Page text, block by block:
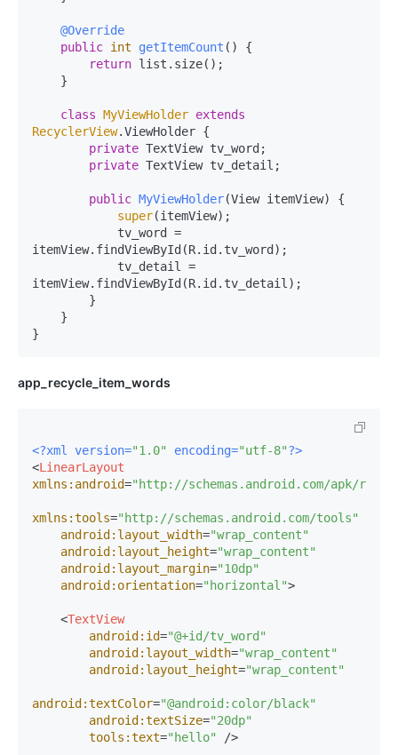
@Override
public int getItemCount ()
{
return list.size();
class MyViewHolder extends
RecyclerView.ViewHolder {
private TextView tv_word;
private TextView tv_detail;
public MyViewHolder(View itemView)
{
super(itemView);
itemView.findViewById(R.id.tv_word);
itemView.findViewById(R.id.tv_detail);
app_recycle_item_words
<?xml version="1.0" encoding="utf-8"?>
<LinearLayout
xmlns:android="http://schemas.android.com/apk/res/
xmlns:tools="http://schemas.android.com/tools"
android:layout_width="wrap_content"
android:layout_height="wrap_content"
android:layout_margin="10dp"
android:orientation="horizontal">
<TextView
android:id="@+id/tv_word"
android:layout_width="wrap_content"
android:layout_height="wrap_content"
android:textColor="@android:color/black"
android:textSize="20dp"
tools:text="hello" />